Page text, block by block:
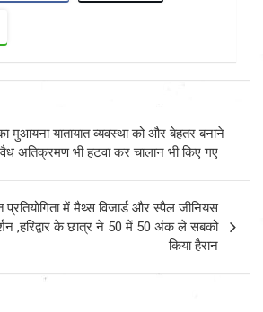
मुआयना यातायात व्यवस्था को और बेहतर बनाने
अतिक्रमण भी हटवा कर चालान भी किए गए
में मैथ्स विजार्ड और स्पैल जीनियस
,हरिद्वार के छात्र ने 50 में 50 अंक ले सबको
किया हैरान